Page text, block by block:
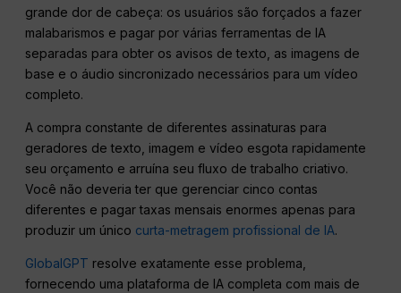
grande dor de cabeça: os usuários são forçados a fazer
malabarismos e pagar por várias ferramentas de IA
separadas para obter os avisos de texto, as imagens de
base e o áudio sincronizado necessários para um vídeo
completo.
A compra constante de diferentes assinaturas para
geradores de texto, imagem e vídeo esgota rapidamente
seu orçamento e arruína seu fluxo de trabalho criativo.
Você não deveria ter que gerenciar cinco contas
diferentes e pagar taxas mensais enormes apenas para
produzir um único curta-metragem profissional de IA.
GlobalGPT resolve exatamente esse problema,
fornecendo uma plataforma de IA completa com mais de